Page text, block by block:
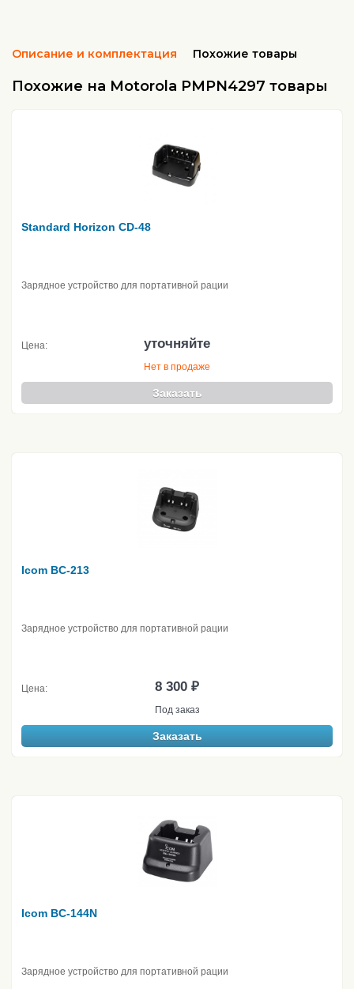
Описание и комплектация Похожие товары
Похожие на Motorola PMPN4297 товары
Standard Horizon CD-48
Зарядное устройство для портативной рации
Цена: уточняйте
Нет в продаже
Заказать
Icom BC-213
Зарядное устройство для портативной рации
Цена: 8 300 ₽
Под заказ
Заказать
Icom BC-144N
Зарядное устройство для портативной рации